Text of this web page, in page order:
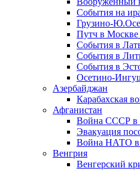
События на
Грузино-
Путч в Москве
События в
События в
События в
Осетино-
Азербайджан
Карабахская
Афганистан
Война СССР в
Эвакуация
Война НАТО в
Венгрия
Венгерский